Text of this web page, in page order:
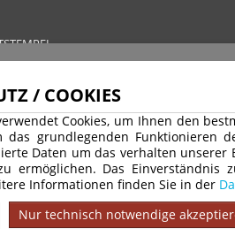
/ COOKIES
Cookies, um Ihnen den
das grundlegenden Funktionieren
Daten um das verhalten
ermöglichen. Das Einverständnis
Informationen finden Sie in der
Nur technisch notwendige